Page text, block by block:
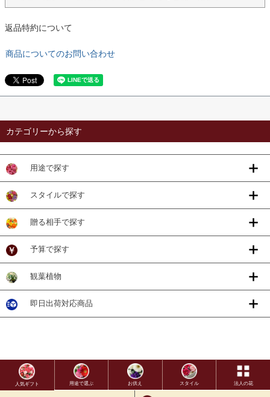
返品特約について
商品についてのお問い合わせ
カテゴリーから探す
用途で探す
スタイルで探す
贈る相手で探す
予算で探す
観葉植物
即日出荷対応商品
人気ギフト 用途で選ぶ お供え スタイル 法人の花